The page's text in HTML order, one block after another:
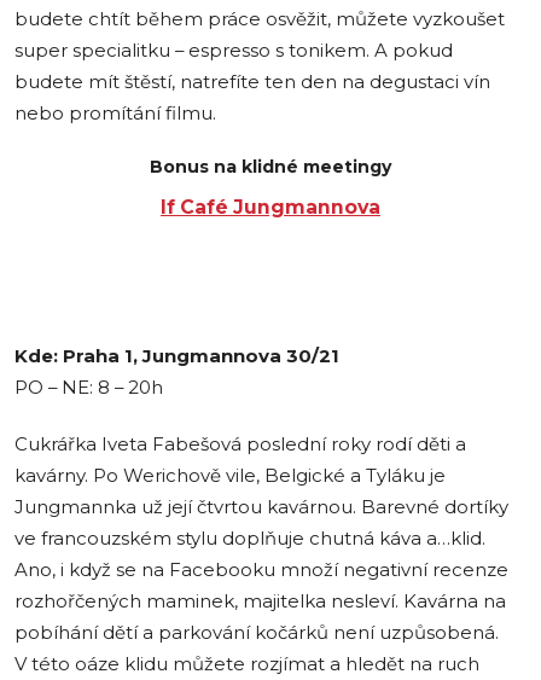
budete chtít během práce osvěžit, můžete vyzkoušet
super specialitku – espresso s tonikem. A pokud
budete mít štěstí, natrefíte ten den na degustaci vín
nebo promítání filmu.
Bonus na klidné meetingy
If Café Jungmannova
Kde: Praha 1, Jungmannova 30/21
PO – NE: 8 – 20h
Cukrářka Iveta Fabešová poslední roky rodí děti a
kavárny. Po Werichově vile, Belgické a Tyláku je
Jungmannka už její čtvrtou kavárnou. Barevné dortíky
ve francouzském stylu doplňuje chutná káva a…klid.
Ano, i když se na Facebooku množí negativní recenze
rozhořčených maminek, majitelka nesleví. Kavárna na
pobíhání dětí a parkování kočárků není uzpůsobená.
V této oáze klidu můžete rozjímat a hledět na ruch